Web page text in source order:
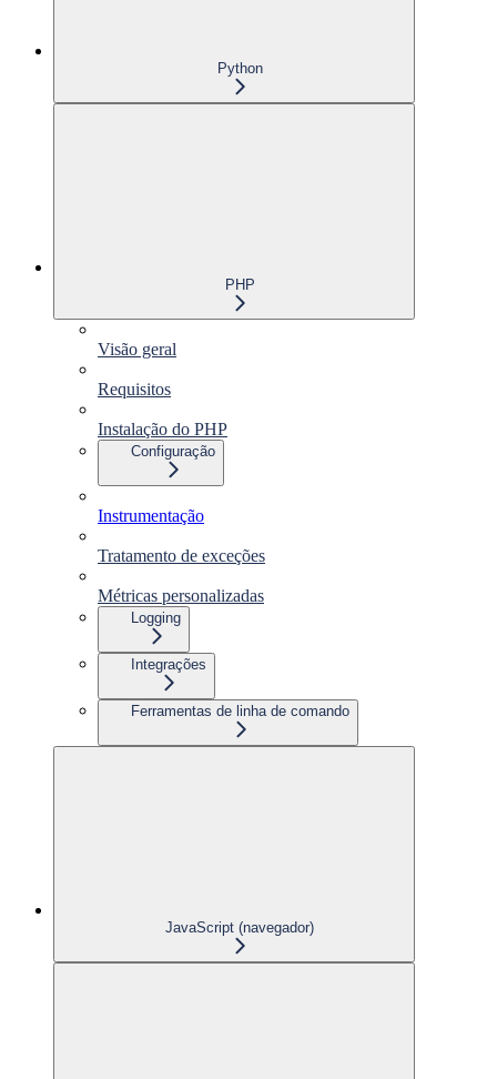
Python
PHP
Visão geral
Requisitos
Instalação do PHP
Configuração
Instrumentação
Tratamento de exceções
Métricas personalizadas
Logging
Integrações
Ferramentas de linha de comando
JavaScript (navegador)